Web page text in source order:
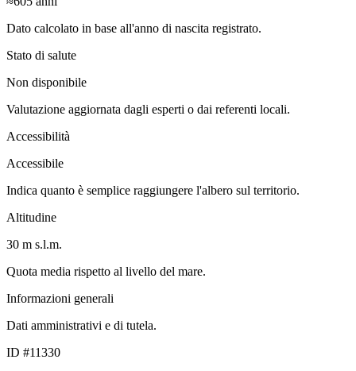
Dato calcolato in base all'anno di nascita registrato.
Stato di salute
Non disponibile
Valutazione aggiornata dagli esperti o dai referenti locali.
Accessibilità
Accessibile
Indica quanto è semplice raggiungere l'albero sul territorio.
Altitudine
30 m s.l.m.
Quota media rispetto al livello del mare.
Informazioni generali
Dati amministrativi e di tutela.
ID #11330